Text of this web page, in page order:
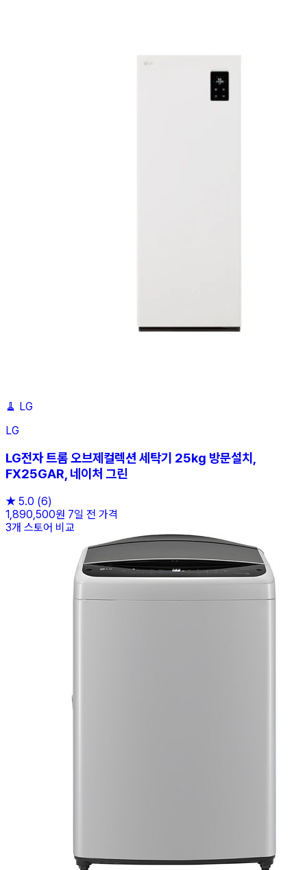
🧹 LG
LG
LG전자 트롬 오브제컬렉션 세탁기 25kg 방문설치,
FX25GAR, 네이처 그린
★ 5.0 (6)
1,890,500원 7일 전 가격
3개 스토어 비교